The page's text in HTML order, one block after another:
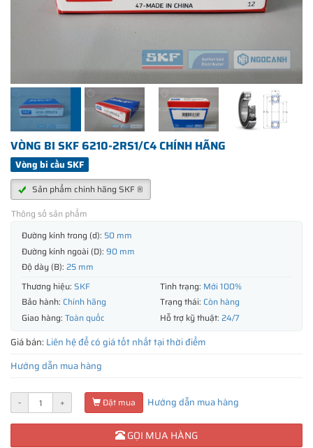
VÒNG BI SKF 6210-2RS1/C4 CHÍNH HÃNG
Vòng bi cầu SKF
Sản phẩm chính hãng SKF ®
Thông số sản phẩm
Đường kính trong (d): 50 mm
Đường kính ngoài (D): 90 mm
Độ dày (B): 25 mm
Thương hiệu: SKF Tình trạng: Mới 100%
Bảo hành: Chính hãng Trạng thái: Còn hàng
Giao hàng: Toàn quốc Hỗ trợ kỹ thuật: 24/7
Giá bán: Liên hệ để có giá tốt nhất tại thời điểm
Hướng dẫn mua hàng
- + Đặt mua Hướng dẫn mua hàng
GỌI MUA HÀNG